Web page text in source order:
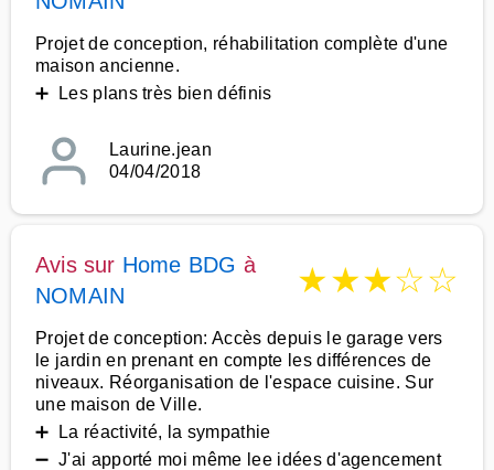
Projet de conception, réhabilitation complète d'une
maison ancienne.
➕ Les plans très bien définis
Laurine.jean
04/04/2018
Avis sur Home BDG à
NOMAIN
★★★☆☆
Projet de conception: Accès depuis le garage vers
le jardin en prenant en compte les différences de
niveaux. Réorganisation de l'espace cuisine. Sur
une maison de Ville.
➕ La réactivité, la sympathie
➖ J'ai apporté moi même lee idées d'agencement